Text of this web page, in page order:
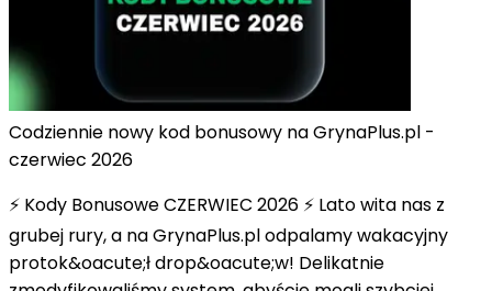
Codziennie nowy kod bonusowy na GrynaPlus.pl -
czerwiec 2026
⚡ Kody Bonusowe CZERWIEC 2026 ⚡ Lato wita nas z
grubej rury, a na GrynaPlus.pl odpalamy wakacyjny
protok&oacute;ł drop&oacute;w! Delikatnie